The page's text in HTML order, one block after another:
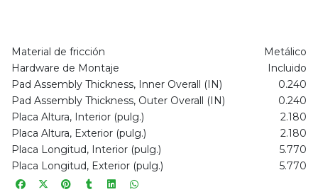
Material de fricción
Metálico
Hardware de Montaje
Incluido
Pad Assembly Thickness, Inner Overall (IN)
0.240
Pad Assembly Thickness, Outer Overall (IN)
0.240
Placa Altura, Interior (pulg.)
2.180
Placa Altura, Exterior (pulg.)
2.180
Placa Longitud, Interior (pulg.)
5.770
Placa Longitud, Exterior (pulg.)
5.770